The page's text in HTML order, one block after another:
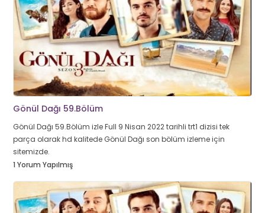
Gönül Dağı 59.Bölüm
Gönül Dağı 59.Bölüm izle Full 9 Nisan 2022 tarihli trt1 dizisi tek
parça olarak hd kalitede Gönül Dağı son bölüm izleme için
sitemizde.
1 Yorum Yapılmış